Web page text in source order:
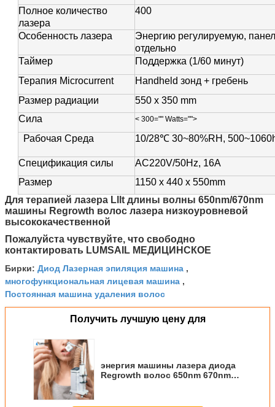
Полное количество
лазера
400
Особенность лазера
Энергию регулируемую,
отдельно
Таймер
Поддержка (1/60 минут)
Терапия Microcurrent
Handheld зонд + гребень
Размер радиации
550 x 350 mm
Сила
< 300="" Watts="">
Рабочая Среда 10/28℃ 30~80%RH,
Спецификация силы
AC220V/50Hz, 16A
Размер
1150 x 440 x 550mm
Для терапией лазера Lllt длины волны 650nm/670nm
машины Regrowth волос лазера низкоуровневой
высококачественной
Пожалуйста чувствуйте, что свободно
контактировать LUMSAIL МЕДИЦИНСКОЕ
Бирки: Диод Лазерная эпиляция машина ,
многофункциональная лицевая машина ,
Постоянная машина удаления волос
Получить лучшую цену для
энергия машины лазера диода
Regrowth волос 650nm 670nm